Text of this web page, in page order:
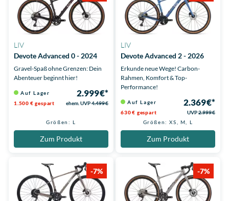
LIV
Devote Advanced 0 - 2024
Gravel-Spaß ohne Grenzen: Dein
Abenteuer beginnt hier!
Auf Lager 2.999 €*
1.500 € gespart ehem. UVP4.499 €
Größen: L
Zum Produkt
LIV
Devote Advanced 2 - 2026
Erkunde neue Wege! Carbon-
Rahmen, Komfort & Top-
Performance!
Auf Lager 2.369 €*
630 € gespart UVP2.999 €
Größen: XS, M, L
Zum Produkt
-7% -7%